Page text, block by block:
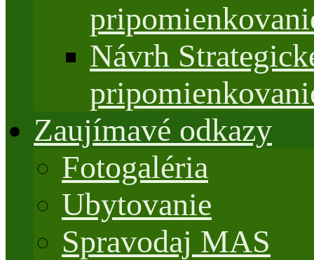
Návrh
Zaujímavé odkazy
Fotogaléria
Ubytovanie
Spravodaj MAS